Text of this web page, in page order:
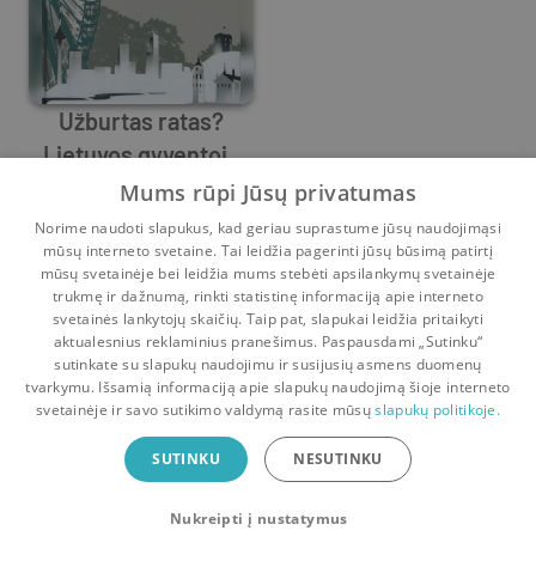
Užburtas ratas?
Lietuvos gyventojų
grįžtamoji ir
pakartotinė migracija
Mažvydas Jastramskis,Egidijus Barcevičius ,Žilvinas
Pradinis Krepšelis Pokalbiai Pranešimai Paskyra
Bookswap programėlė
Mainykis knygomis dar patogiau!
Uždaryti
Mums rūpi Jūsų privatumas
Norime naudoti slapukus, kad geriau suprastume jūsų naudojimąsi
mūsų interneto svetaine. Tai leidžia pagerinti jūsų būsimą patirtį
mūsų svetainėje bei leidžia mums stebėti apsilankymų svetainėje
trukmę ir dažnumą, rinkti statistinę informaciją apie interneto
svetainės lankytojų skaičių. Taip pat, slapukai leidžia pritaikyti
aktualesnius reklaminius pranešimus. Paspausdami „Sutinku“
sutinkate su slapukų naudojimu ir susijusių asmens duomenų
tvarkymu. Išsamią informaciją apie slapukų naudojimą šioje interneto
svetainėje ir savo sutikimo valdymą rasite mūsųslapukų politikoje.
SUTINKU NESUTINKU
Nukreipti į nustatymus